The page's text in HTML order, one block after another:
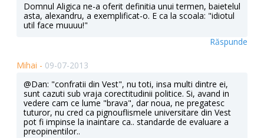
Domnul Aligica ne-a oferit definitia unui termen, baietelul
asta, alexandru, a exemplificat-o. E ca la scoala: "idiotul
util face muuuu!"
Răspunde
Mihai - 09-07-2013
@Dan: "confratii din Vest", nu toti, insa multi dintre ei,
sunt cazuti sub vraja corectitudinii politice. Si, avand in
vedere cam ce lume "brava", dar noua, ne pregatesc
tuturor, nu cred ca pignouflismele universitare din Vest
pot fi impinse la inaintare ca.. standarde de evaluare a
preopinentilor..